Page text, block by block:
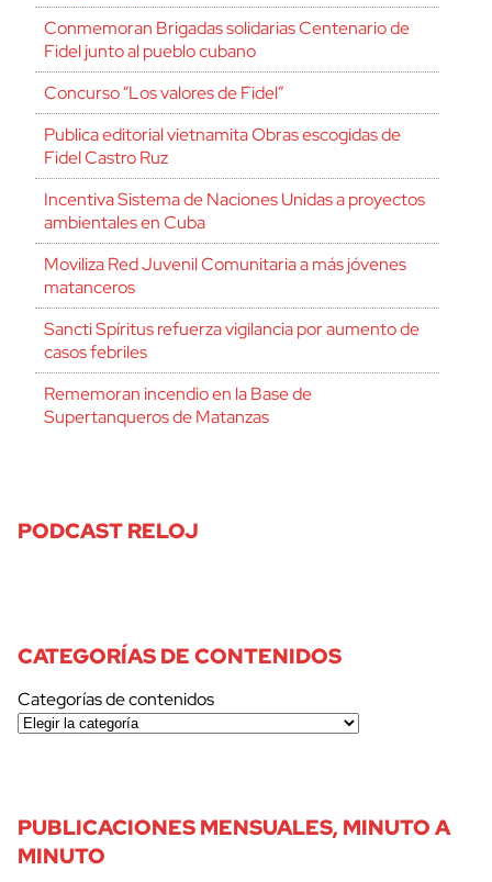
Conmemoran Brigadas solidarias Centenario de
Fidel junto al pueblo cubano
Concurso “Los valores de Fidel”
Publica editorial vietnamita Obras escogidas de
Fidel Castro Ruz
Incentiva Sistema de Naciones Unidas a proyectos
ambientales en Cuba
Moviliza Red Juvenil Comunitaria a más jóvenes
matanceros
Sancti Spíritus refuerza vigilancia por aumento de
casos febriles
Rememoran incendio en la Base de
Supertanqueros de Matanzas
PODCAST RELOJ
CATEGORÍAS DE CONTENIDOS
Categorías de contenidos
PUBLICACIONES MENSUALES, MINUTO A
MINUTO